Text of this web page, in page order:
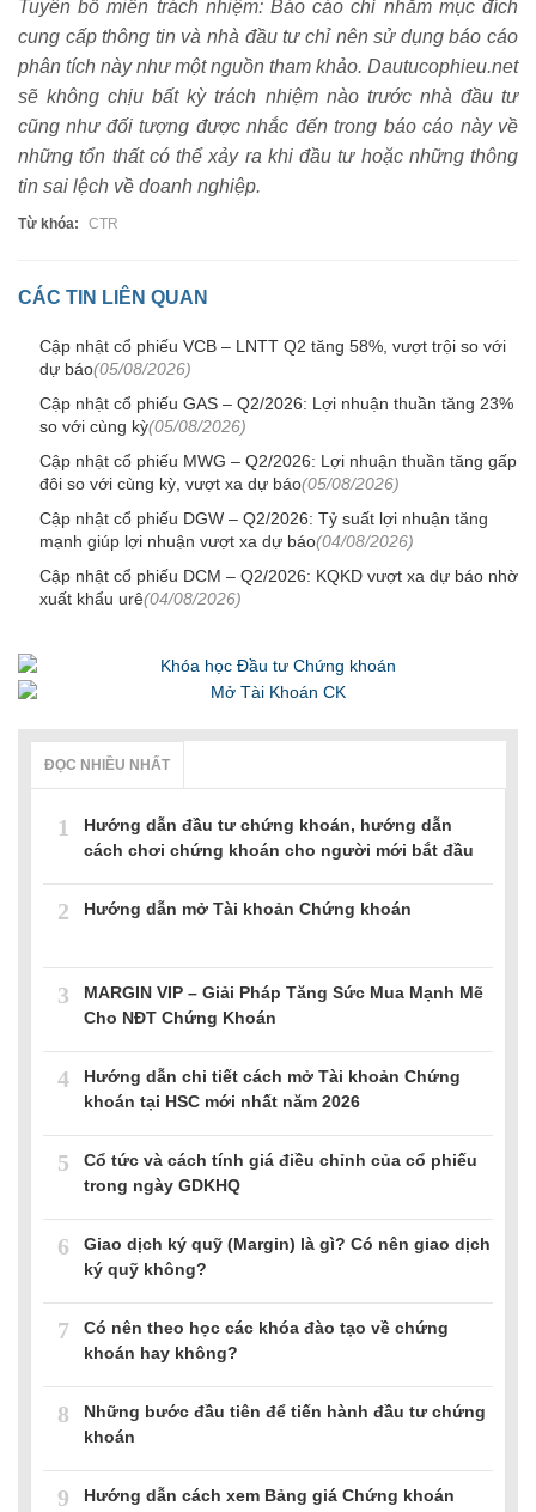
Tuyên bố miễn trách nhiệm: Báo cáo chỉ nhằm mục đích
cung cấp thông tin và nhà đầu tư chỉ nên sử dụng báo cáo
phân tích này như một nguồn tham khảo. Dautucophieu.net
sẽ không chịu bất kỳ trách nhiệm nào trước nhà đầu tư
cũng như đối tượng được nhắc đến trong báo cáo này về
những tổn thất có thể xảy ra khi đầu tư hoặc những thông
tin sai lệch về doanh nghiệp.
Từ khóa: CTR
CÁC TIN LIÊN QUAN
Cập nhật cổ phiếu VCB – LNTT Q2 tăng 58%, vượt trội so với
dự báo(05/08/2026)
Cập nhật cổ phiếu GAS – Q2/2026: Lợi nhuận thuần tăng 23%
so với cùng kỳ(05/08/2026)
Cập nhật cổ phiếu MWG – Q2/2026: Lợi nhuận thuần tăng gấp
đôi so với cùng kỳ, vượt xa dự báo(05/08/2026)
Cập nhật cổ phiếu DGW – Q2/2026: Tỷ suất lợi nhuận tăng
mạnh giúp lợi nhuận vượt xa dự báo(04/08/2026)
Cập nhật cổ phiếu DCM – Q2/2026: KQKD vượt xa dự báo nhờ
xuất khẩu urê(04/08/2026)
ĐỌC NHIỀU NHẤT
1
Hướng dẫn đầu tư chứng khoán, hướng dẫn
cách chơi chứng khoán cho người mới bắt đầu
2 Hướng dẫn mở Tài khoản Chứng khoán
3
MARGIN VIP – Giải Pháp Tăng Sức Mua Mạnh Mẽ
Cho NĐT Chứng Khoán
4
Hướng dẫn chi tiết cách mở Tài khoản Chứng
khoán tại HSC mới nhất năm 2026
5
Cổ tức và cách tính giá điều chỉnh của cổ phiếu
trong ngày GDKHQ
6
Giao dịch ký quỹ (Margin) là gì? Có nên giao dịch
ký quỹ không?
7
Có nên theo học các khóa đào tạo về chứng
khoán hay không?
8
Những bước đầu tiên để tiến hành đầu tư chứng
khoán
9 Hướng dẫn cách xem Bảng giá Chứng khoán